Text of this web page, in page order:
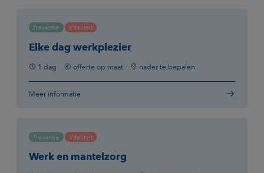
Preventie Vitaliteit
Elke dag werkplezier
1 dag offerte op maat nader te bepalen
Meer informatie
Preventie Vitaliteit
Werk en mantelzorg